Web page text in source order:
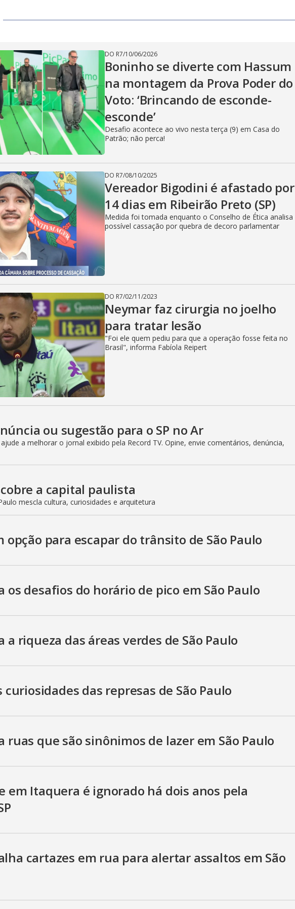
i
d
e
o
DO R7/10/06/2026
Boninho se diverte com Hassum
na montagem da Prova Poder do
Voto: ‘Brincando de esconde-
esconde’
Desafio acontece ao vivo nesta terça (9) em Casa do
Patrão; não perca!
DO R7/08/10/2025
Vereador Bigodini é afastado por
14 dias em Ribeirão Preto (SP)
Medida foi tomada enquanto o Conselho de Ética analisa
possível cassação por quebra de decoro parlamentar
DO R7/02/11/2023
Neymar faz cirurgia no joelho
para tratar lesão
"Foi ele quem pediu para que a operação fosse feita no
Brasil", informa Fabíola Reipert
ou sugestão para o SP no Ar
a melhorar o jornal exibido pela Record TV. Opine, envie comentários, denúncia,
a capital paulista
mescla cultura, curiosidades e arquitetura
opção para escapar do trânsito de São Paulo
os desafios do horário de pico em São Paulo
a riqueza das áreas verdes de São Paulo
curiosidades das represas de São Paulo
ruas que são sinônimos de lazer em São Paulo
em Itaquera é ignorado há dois anos pela
cartazes em rua para alertar assaltos em São